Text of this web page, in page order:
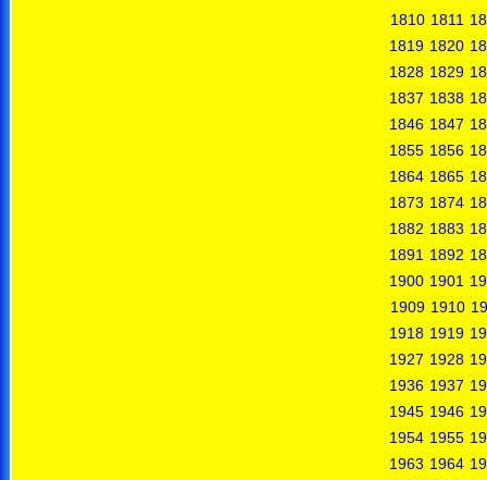
1810 1811
1819 1820
1828 1829
1837 1838
1846 1847
1855 1856
1864 1865
1873 1874
1882 1883
1891 1892
1900 1901
1909 1910
1918 1919
1927 1928
1936 1937
1945 1946
1954 1955
1963 1964